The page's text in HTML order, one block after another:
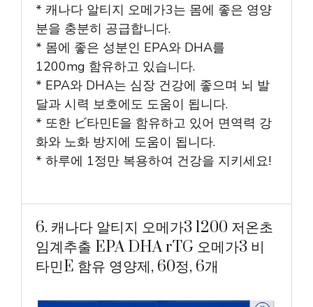
* 캐나다 알티지 오메가3는 몸에 좋은 영양
분을 충분히 공급합니다.
* 몸에 좋은 성분인 EPA와 DHA를
1200mg 함유하고 있습니다.
* EPA와 DHA는 심장 건강에 좋으며 뇌 발
달과 시력 보호에도 도움이 됩니다.
* 또한 ビ타민E을 함유하고 있어 면역력 강
화와 노화 방지에 도움이 됩니다.
* 하루에 1정만 복용하여 건강을 지키세요!
6. 캐나다 알티지 오메가3 1200 저온초
임계추출 EPA DHA rTG 오메가3 비
타민E 함유 영양제, 60정, 6개